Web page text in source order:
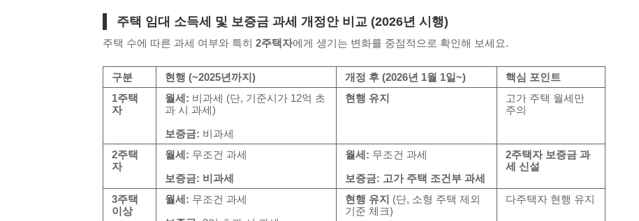
주택 임대 소득세 및 보증금 과세 개정안 비교 (2026년 시행)
주택 수에 따른 과세 여부와 특히 2주택자에게 생기는 변화를 중점적으로 확인해 보세요.
구분 현행 (~2025년까지) 개정 후 (2026년 1월 1일~)
핵심 포인트
1주택
자
월세: 비과세 (단, 기준시가 12억 초
과 시 과세)
보증금: 비과세
현행 유지
고가 주택 월세만
주의
2주택
자
월세: 무조건 과세
보증금: 비과세
월세: 무조건 과세
보증금: 고가 주택 조건부 과세
2주택자 보증금 과
세 신설
3주택
이상
월세: 무조건 과세
현행 유지 (단, 소형 주택 제외
기준 체크)
다주택자 현행 유지